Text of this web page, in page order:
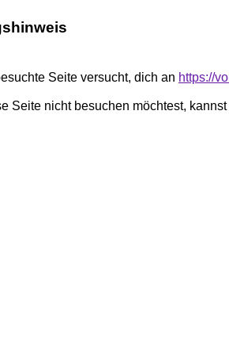
Seite versucht, dich an https://
Seite nicht besuchen möchtest, kannst